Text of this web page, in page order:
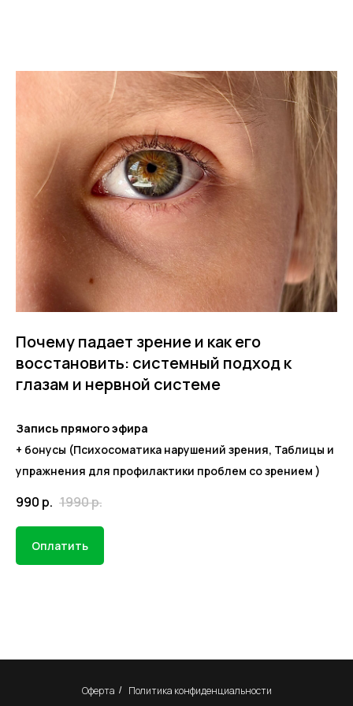
Почему падает зрение и как его
восстановить: системный подход к
глазам и нервной системе
Запись прямого эфира
+ бонусы (Психосоматика нарушений зрения, Таблицы и
упражнения для профилактики проблем со зрением )
990 р. 1990р.
Оплатить
Оферта / Политика конфиденциальности